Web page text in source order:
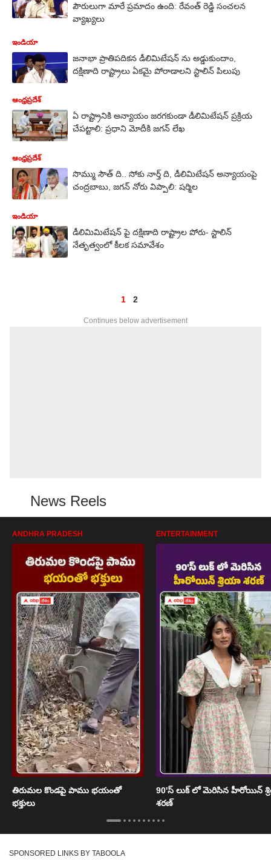
పౌరులుగా మారే ప్రమాదం ఉంది: రేవంత్ రెడ్డి సంచలన
వ్యాఖ్యలు
ఇండియా
జనాభా ప్రాతిపదికన డీలిమిటేషన్ ను అడ్డుకుందాం,
దక్షిణాది రాష్ట్రాలు ఏకమై పోరాడాలని స్టాలిన్ పిలుపు
ఆంధ్రప్రదేశ్
ఏ రాష్ట్రానికి అన్యాయం జరగకుండా డీలిమిటేషన్ ప్రక్రియ
చేపట్టాలి: ప్రధాని మోదీకి జగన్ లేఖ
ఆంధ్రప్రదేశ్
సొమ్ము సౌత్ ది.. సోకు నార్త్ ది, డీలిమిటేషన్ అన్యాయంపై
చంద్రబాబు, జగన్ నోరు విప్పాలి: షర్మిల
ఇండియా
డీలిమిమిటేషన్ పై దక్షిణాది రాష్ట్రాల పోరు- స్టాలిన్
నేతృత్వంలో కీలక సమావేశం
1 2
Continues below advertisement
News Reels
ANDHRA PRADESH
తిరుమల కొండపై పాము భయంతో
భక్తులు
ENTERTAINMENT
90'స్ లుక్ లో మెరిసిన హీరోయిన్
శరణ్
SPONSORED LINKS BY TABOOLA